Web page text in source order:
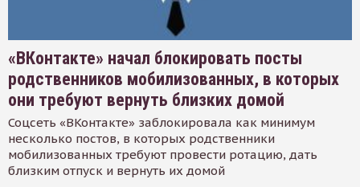
«ВКонтакте» начал блокировать посты
родственников мобилизованных, в которых
они требуют вернуть близких домой
Соцсеть «ВКонтакте» заблокировала как минимум
несколько постов, в которых родственники
мобилизованных требуют провести ротацию, дать
близким отпуск и вернуть их домой